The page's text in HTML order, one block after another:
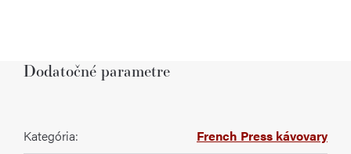
Dodatočné parametre
Kategória: French Press kávovary